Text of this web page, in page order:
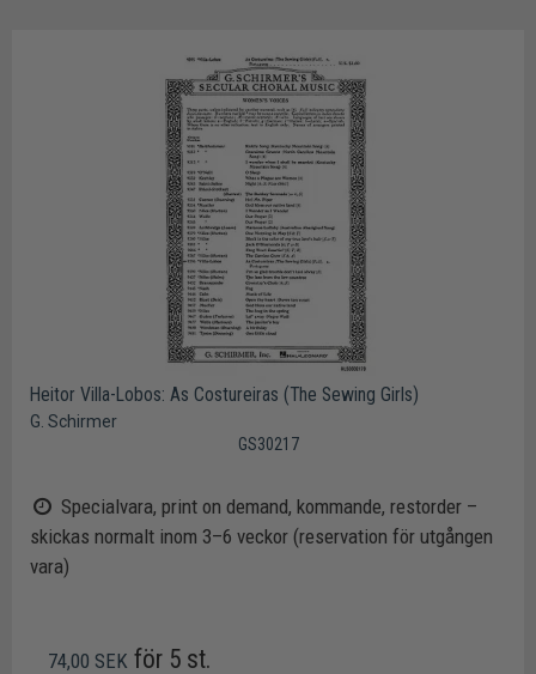
Heitor Villa-Lobos: As Costureiras (The Sewing Girls)
G. Schirmer
GS30217
Specialvara, print on demand, kommande, restorder –
skickas normalt inom 3–6 veckor (reservation för utgången
vara)
74,00 SEK för 5 st.